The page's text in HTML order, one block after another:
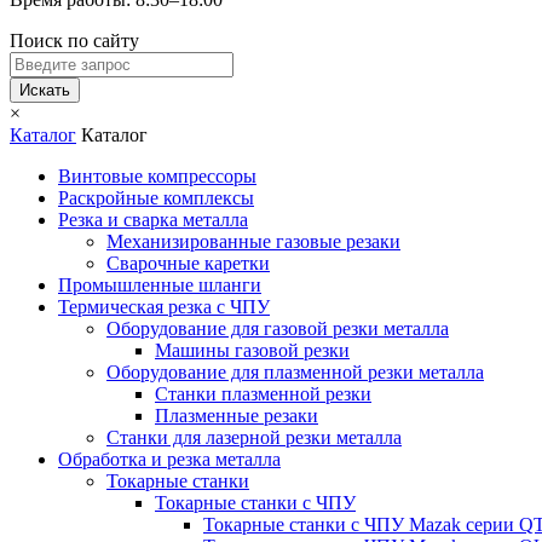
Поиск по сайту
Искать
×
Каталог Каталог
Винтовые компрессоры
Раскройные комплексы
Резка и сварка металла
Механизированные газовые резаки
Сварочные каретки
Промышленные шланги
Термическая резка с ЧПУ
Оборудование для газовой резки металла
Машины газовой резки
Оборудование для плазменной резки металла
Станки плазменной резки
Плазменные резаки
Станки для лазерной резки металла
Обработка и резка металла
Токарные станки
Токарные станки с ЧПУ
Токарные станки с ЧПУ Mazak серии